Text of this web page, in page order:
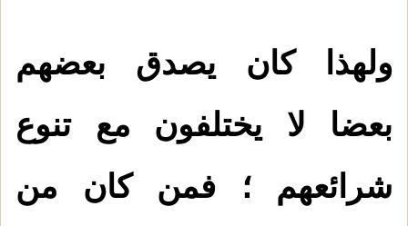
ولهذا كان يصدق بعضهم
بعضا لا يختلفون مع تنوع
شرائعهم ؛ فمن كان من